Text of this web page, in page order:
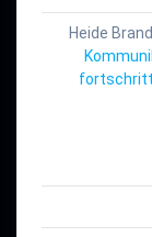
Heide Brand